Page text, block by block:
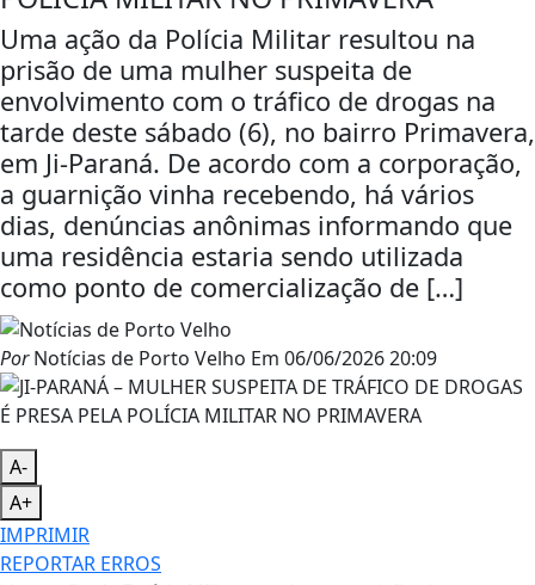
Uma ação da Polícia Militar resultou na
prisão de uma mulher suspeita de
envolvimento com o tráfico de drogas na
tarde deste sábado (6), no bairro Primavera,
em Ji-Paraná. De acordo com a corporação,
a guarnição vinha recebendo, há vários
dias, denúncias anônimas informando que
uma residência estaria sendo utilizada
como ponto de comercialização de […]
PorNotícias de Porto Velho Em 06/06/2026 20:09
A-
A+
IMPRIMIR
REPORTAR ERROS